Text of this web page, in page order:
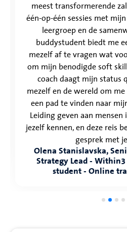
meest transformerende
één-op-één sessies met
leergroep en de
buddystudent biedt me
mezelf af te vragen wat
om mijn benodigde soft
coach daagt mijn status
mezelf en de wereld om
een pad te vinden naar
Leiding geven aan mensen
jezelf kennen, en deze reis
gesprek met
Olena Stanislavska,
Strategy Lead -
student - Online